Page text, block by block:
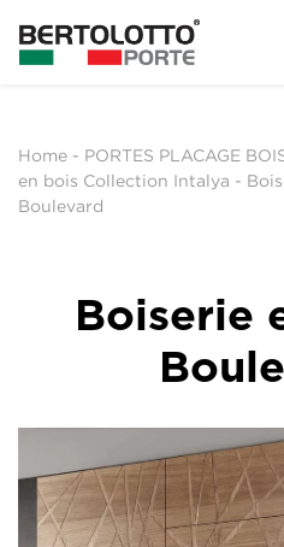
Home - PORTES PLACAGE
en bois Collection Intalya -
Boulevard
Boiserie